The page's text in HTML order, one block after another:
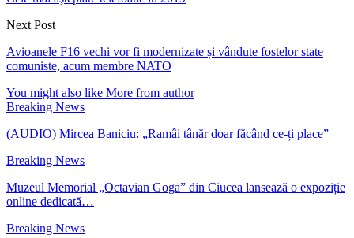
Next Post
Avioanele F16 vechi vor fi modernizate și vândute fostelor state
comuniste, acum membre NATO
You might also like More from author
Breaking News
(AUDIO) Mircea Baniciu: „Ramâi tânăr doar făcând ce-ți place”
Breaking News
Muzeul Memorial „Octavian Goga” din Ciucea lansează o expoziție
online dedicată…
Breaking News